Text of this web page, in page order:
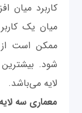
کاربرد میان
میان یک
شود.
لایه می‌باشد.
معماری سه لایه